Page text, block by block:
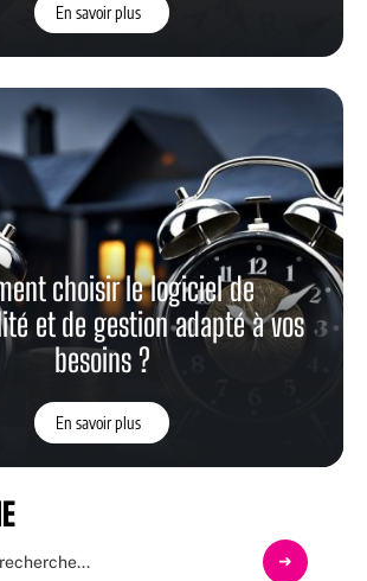
En savoir plus
choisir le logiciel de
et de gestion adapté à vos
besoins ?
En savoir plus